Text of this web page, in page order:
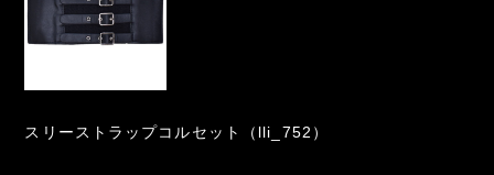
スリーストラップコルセット（lli_752）